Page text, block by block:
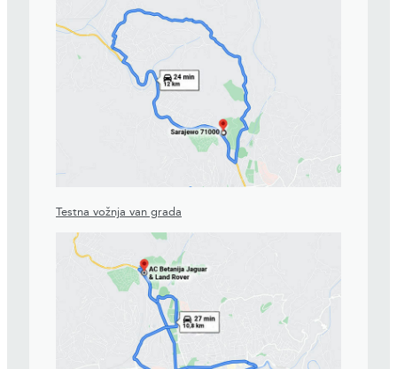
Testna vožnja van grada